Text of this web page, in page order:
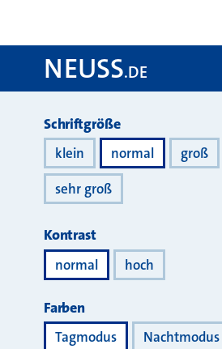
NEUSS.DE
Darstellung
Schriftgröße
klein normal
groß
sehr groß
Kontrast
normal hoch
Farben
Tagmodus Nachtmodus